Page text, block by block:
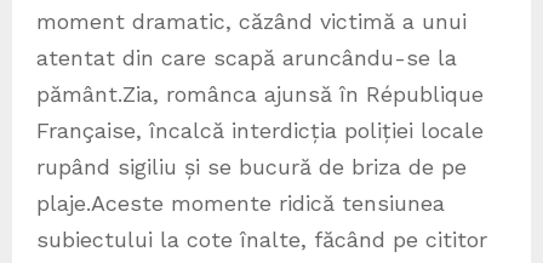
moment dramatic, căzând victimă a unui
atentat din care scapă aruncându-se la
pământ.Zia, românca ajunsă în République
Française, încalcă interdicția poliției locale
rupând sigiliu și se bucură de briza de pe
plaje.Aceste momente ridică tensiunea
subiectului la cote înalte, făcând pe cititor